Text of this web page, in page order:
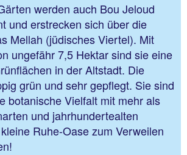
werden auch Bou Jeloud
und erstrecken sich über die
Mellah (jüdisches Viertel). Mit
ungefähr 7,5 Hektar sind sie eine
in der Altstadt. Die
grün und sehr gepflegt. Sie sind
botanische Vielfalt mit mehr als
und jahrhundertealten
Ruhe-Oase zum Verweilen